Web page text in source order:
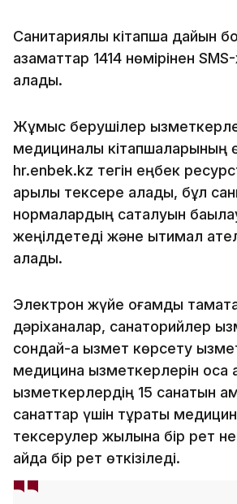
Санитариялық кітапша дайын
азаматтар 1414 нөмірінен
алады.
Жұмыс берушілер
медициналық кітапшаларының
hr.enbek.kz тегін еңбек
арқылы тексере алады, бұл
нормалардың сақталуын
жеңілдетеді және ықтимал
алады.
Электрон жүйе қоғамдық
дәріханалар, санаторийлер
сондай-ақ қызмет көрсету
медицина қызметкерлерін қоса
қызметкерлердің 15 санатын
санаттар үшін тұрақты
тексерулер жылына бір рет
айда бір рет өткізіледі.